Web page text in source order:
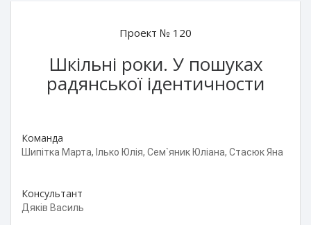
Проект № 120
Шкільні роки. У пошуках
радянської ідентичности
Команда
Шипітка Марта, Ілько Юлія, Сем`яник Юліана, Стасюк Яна
Консультант
Дяків Василь